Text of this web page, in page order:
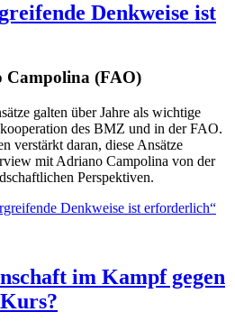
Denkweise ist
(FAO)
galten über Jahre als wichtige
des BMZ und in der FAO.
verstärkt daran, diese Ansätze
mit Adriano Campolina von der
Perspektiven.
Denkweise ist erforderlich“
im Kampf gegen